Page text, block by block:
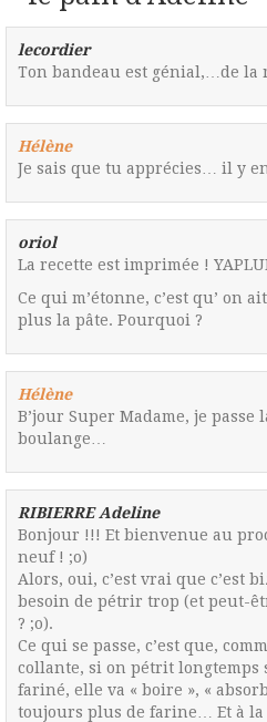
lecordier
Ton bandeau est génial,…de la
Hélène
Je sais que tu apprécies… il y
oriol
La recette est imprimée !
Ce qui m’étonne, c’est qu’ on
plus la pâte. Pourquoi ?
Hélène
B’jour Super Madame, je
boulange…
RIBIERRE Adeline
Bonjour !!! Et bienvenue au
neuf ! ;o)
Alors, oui, c’est vrai que c’est
besoin de pétrir trop (et peut-
? ;o).
Ce qui se passe, c’est que,
collante, si on pétrit
fariné, elle va « boire », «
toujours plus de farine… Et à